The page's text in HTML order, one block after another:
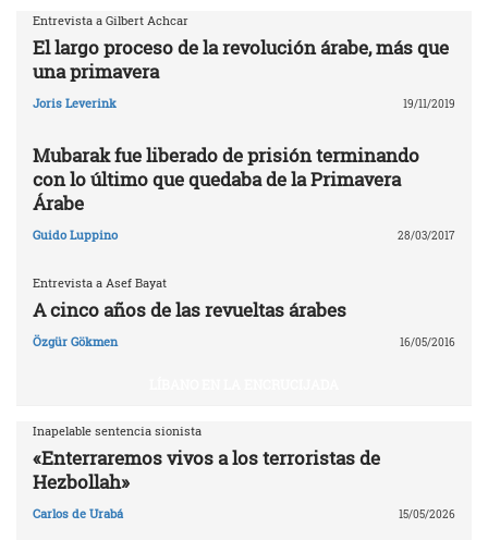
Entrevista a Gilbert Achcar
El largo proceso de la revolución árabe, más que
una primavera
Joris Leverink 19/11/2019
Mubarak fue liberado de prisión terminando
con lo último que quedaba de la Primavera
Árabe
Guido Luppino 28/03/2017
Entrevista a Asef Bayat
A cinco años de las revueltas árabes
Özgür Gökmen 16/05/2016
Inapelable sentencia sionista
«Enterraremos vivos a los terroristas de
Hezbollah»
Carlos de Urabá 15/05/2026